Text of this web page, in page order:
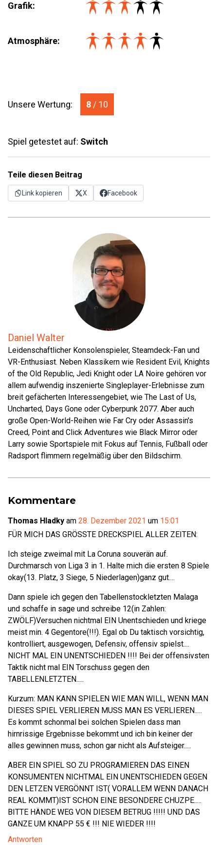
Grafik:
Atmosphäre:
Unsere Wertung: 8 / 10
Spiel getestet auf: Switch
Teile diesen Beitrag
Link kopieren X Facebook
Daniel Walter
Leidenschaftlicher Konsolenspieler, Steamdeck-Fan und
VR-Enthusiast. Neben Klassikern wie Resident Evil, Knights
of the Old Republic, Jedi Knight oder LA Noire gehören vor
allem aufwendig inszenierte Singleplayer-Erlebnisse zum
breit gefächerten Interessengebiet, wie The Last of Us,
Uncharted, Days Gone oder Cyberpunk 2077. Aber auch
große Open-World-Reihen wie Far Cry oder Assassin's
Creed, Point and Click Adventures wie Black Mirror oder
Larry sowie Sportspiele mit Fokus auf Tennis, Fußball oder
Radsport flimmern regelmäßig über den Bildschirm.
Kommentare
Thomas Hladky am 28. Dezember 2021 um 15:01
FÜR MICH DAS GRÖSSTE DRECKSPIEL ALLER ZEITEN:
Ich steige zweimal mit La Coruna souverän auf.
Durchmarsch von Liga 3 in 1. Halte mich die ersten 8 Spiele
okay(13. Platz, 3 Siege, 5 Niederlagen)ganz gut....
Dann spiele ich gegen den Tabellenstockletzten Malaga
und schaffe in sage und schreibe 12(in Zahlen:
ZWÖLF)Versuchen nichtmal EIN Unentschieden und kriege
meist min. 4 Gegentore(!!!). Egal ob Du taktisch vorsichtig,
kontrolliert, ausgewogen, Defensiv, offensiv spielst....
NICHT MAL EIN UNENTSCHIEDEN !!!! Bei der offensivsten
Taktik nicht mal EIN Torschuss gegen den
TABELLENLETZTEN.....
Kurzum: MAN KANN SPIELEN WIE MAN WILL, WENN MAN
DIESES SPIEL VERLIEREN MUSS MAN ES VERLIEREN.....
Es kommt schonmal bei solchen Spielen dass man
hirnrissige Ergebnisse bekommt und ich bin keiner der
alles gewinnen muss, schon gar nicht als Aufsteiger.....
ABER EIN SPIEL SO ZU PROGRAMIEREN DAS EINEN
KONSUMENTEN NICHTMAL EIN UNENTSCHIEDEN GEGEN
DEN LETZEN VERGÖNNT IST( VORALLEM WENN DANACH
REAL KOMMT)IST SCHON EINE BESONDERE CHUZPE.....
BITTE HÄNDE WEG VON DIESEM BETRUG !!!!! UND DAS
GANZE UM KNAPP 55 € !!! NIE WIEDER !!!!
Antworten